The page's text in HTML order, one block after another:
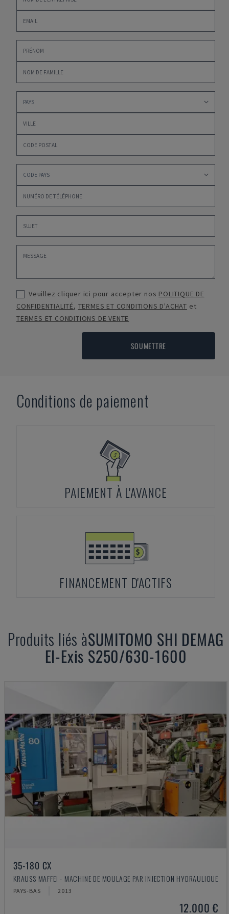
Veuillez cliquer ici pour accepter nos POLITIQUE DE
CONFIDENTIALITÉ, TERMES ET CONDITIONS D'ACHAT et
TERMES ET CONDITIONS DE VENTE
SOUMETTRE
Conditions de paiement
PAIEMENT À L'AVANCE
FINANCEMENT D'ACTIFS
Produits liés àSUMITOMO SHI DEMAG
El-Exis S250/630-1600
35-180 CX
KRAUSS MAFFEI - MACHINE DE MOULAGE PAR INJECTION HYDRAULIQUE
PAYS-BAS 2013
12.000 €